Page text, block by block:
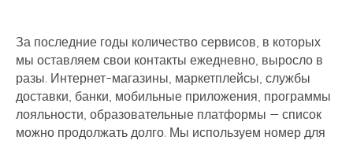
За последние годы количество сервисов, в которых
мы оставляем свои контакты ежедневно, выросло в
разы. Интернет-магазины, маркетплейсы, службы
доставки, банки, мобильные приложения, программы
лояльности, образовательные платформы — список
можно продолжать долго. Мы используем номер для